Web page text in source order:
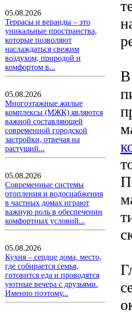
05.08.2026
Террасы и веранды – это
уникальные пространства,
которые позволяют
наслаждаться свежим
воздухом, природой и
комфортом в...
05.08.2026
Многоэтажные жилые
комплексы (МЖК) являются
важной составляющей
современной городской
застройки, отвечая на
растущий...
05.08.2026
Современные системы
отопления и водоснабжения
в частных домах играют
важную роль в обеспечении
комфортных условий...
05.08.2026
Кухня – сердце дома, место,
где собирается семья,
готовится еда и проводятся
уютные вечера с друзьями.
Именно поэтому...
В